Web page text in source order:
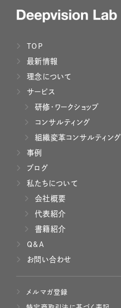
TOP
最新情報
理念について
サービス
研修・ワークショップ
コンサルティング
組織変革コンサルティング
事例
ブログ
私たちについて
会社概要
代表紹介
書籍紹介
Q&A
お問い合わせ
メルマガ登録